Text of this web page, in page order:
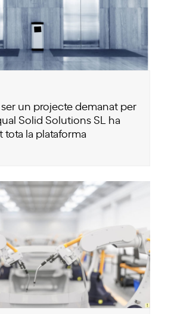
un projecte demanat per
Solid Solutions SL ha
la plataforma